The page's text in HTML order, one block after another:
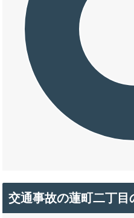
交通事故の蓮町二丁目